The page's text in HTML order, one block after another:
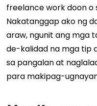
freelance work doon o
Nakatanggap ako ng
araw, ngunit ang mga
de-kalidad na mga tip
sa pangalan at
para makipag-